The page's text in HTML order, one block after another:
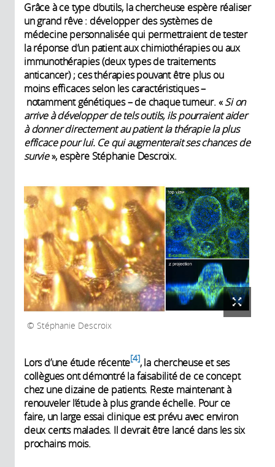
Grâce à ce type d’outils, la chercheuse espère réaliser
un grand rêve : développer des systèmes de
médecine personnalisée qui permettraient de tester
la réponse d’un patient aux chimiothérapies ou aux
immunothérapies (deux types de traitements
anticancer) ; ces thérapies pouvant être plus ou
moins efficaces selon les caractéristiques –
notamment génétiques – de chaque tumeur. «Si on
arrive à développer de tels outils, ils pourraient aider
à donner directement au patient la thérapie la plus
efficace pour lui. Ce qui augmenterait ses chances de
survie», espère Stéphanie Descroix.
Stéphanie Descroix
Lors d’une étude récente 4 , la chercheuse et ses
collègues ont démontré la faisabilité de ce concept
chez une dizaine de patients. Reste maintenant à
renouveler l’étude à plus grande échelle. Pour ce
faire, un large essai clinique est prévu avec environ
deux cents malades. Il devrait être lancé dans les six
prochains mois.